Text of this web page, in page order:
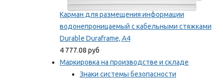
Карман для размещения информации
водонепроницаемый с кабельными стяжками
Durable Duraframe, А4
4 777.08 руб
Маркировка на производстве и складе
Знаки системы безопасности